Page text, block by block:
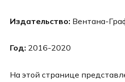
Издательство: Вентана-
Год: 2016-2020
На этой странице